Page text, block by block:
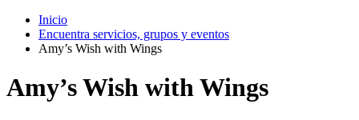
Inicio
Encuentra servicios, grupos y eventos
Amy’s Wish with Wings
Amy’s Wish with Wings